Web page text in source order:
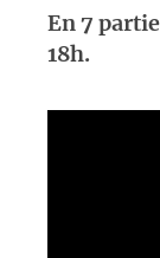
En 7
18h.